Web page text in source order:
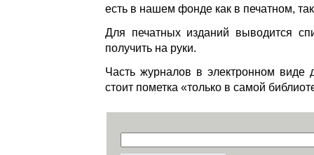
есть в нашем фонде как в печатном,
Для печатных изданий выводится
получить на руки.
Часть журналов в электронном виде
стоит пометка «только в самой